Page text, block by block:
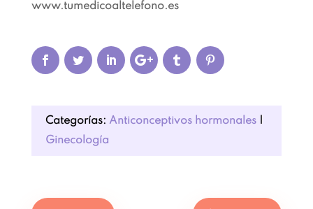
www.tumedicoaltelefono.es
Categorías: Anticonceptivos hormonales|
Ginecología